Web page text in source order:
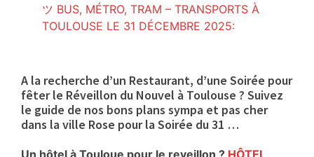
ツ BUS, MÉTRO, TRAM – TRANSPORTS À
TOULOUSE LE 31 DÉCEMBRE 2025:
A la recherche d’un Restaurant, d’une Soirée pour
fêter le Réveillon du Nouvel à Toulouse ? Suivez
le guide de nos bons plans sympa et pas cher
dans la ville Rose pour la Soirée du 31 …
Un hôtel à Touloue pour le reveillon ? HÔTEL